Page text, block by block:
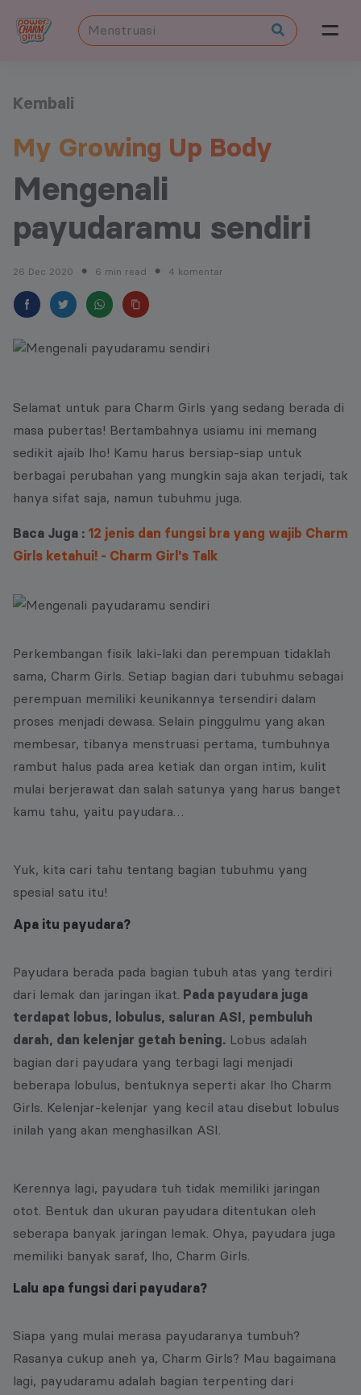
Kembali
My Growing Up Body
Mengenali
payudaramu sendiri
26 Dec 2020 ● 6 min read ● 4 komentar
Selamat untuk para Charm Girls yang sedang berada di
masa pubertas! Bertambahnya usiamu ini memang
sedikit ajaib lho! Kamu harus bersiap-siap untuk
berbagai perubahan yang mungkin saja akan terjadi, tak
hanya sifat saja, namun tubuhmu juga.
Baca Juga : 12 jenis dan fungsi bra yang wajib Charm
Girls ketahui! - Charm Girl's Talk
Perkembangan fisik laki-laki dan perempuan tidaklah
sama, Charm Girls. Setiap bagian dari tubuhmu sebagai
perempuan memiliki keunikannya tersendiri dalam
proses menjadi dewasa. Selain pinggulmu yang akan
membesar, tibanya menstruasi pertama, tumbuhnya
rambut halus pada area ketiak dan organ intim, kulit
mulai berjerawat dan salah satunya yang harus banget
kamu tahu, yaitu payudara…
Yuk, kita cari tahu tentang bagian tubuhmu yang
spesial satu itu!
Apa itu payudara?
Payudara berada pada bagian tubuh atas yang terdiri
dari lemak dan jaringan ikat. Pada payudara juga
terdapat lobus, lobulus, saluran ASI, pembuluh
darah, dan kelenjar getah bening. Lobus adalah
bagian dari payudara yang terbagi lagi menjadi
beberapa lobulus, bentuknya seperti akar lho Charm
Girls. Kelenjar-kelenjar yang kecil atau disebut lobulus
inilah yang akan menghasilkan ASI.
Kerennya lagi, payudara tuh tidak memiliki jaringan
otot. Bentuk dan ukuran payudara ditentukan oleh
seberapa banyak jaringan lemak. Ohya, payudara juga
memiliki banyak saraf, lho, Charm Girls.
Lalu apa fungsi dari payudara?
Siapa yang mulai merasa payudaranya tumbuh?
Rasanya cukup aneh ya, Charm Girls? Mau bagaimana
lagi, payudaramu adalah bagian terpenting dari